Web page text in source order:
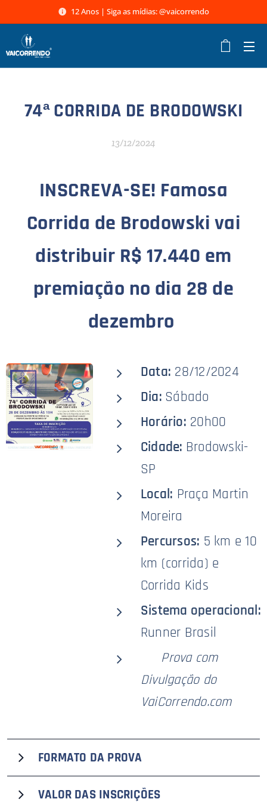
12 Anos | Siga as mídias: @vaicorrendo
74ª CORRIDA DE BRODOWSKI
13/12/2024
INSCREVA-SE! Famosa
Corrida de Brodowski vai
distribuir R$ 17.440 em
premiação no dia 28 de
dezembro
Data: 28/12/2024
Dia: Sábado
Horário: 20h00
Cidade: Brodowski-
SP
Local: Praça Martin
Moreira
Percursos: 5 km e 10
km (corrida) e
Corrida Kids
Sistema operacional:
Runner Brasil
Prova com
Divulgação do
VaiCorrendo.com
FORMATO DA PROVA
Brodowski (antiga São Silvestre), que recebe o selo
VALOR DAS INSCRIÇÕES